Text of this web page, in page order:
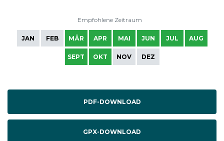
Empfohlene Zeitraum
JAN FEB MÄR APR MAI JUN JUL AUG
SEPT OKT NOV DEZ
PDF-DOWNLOAD
GPX-DOWNLOAD